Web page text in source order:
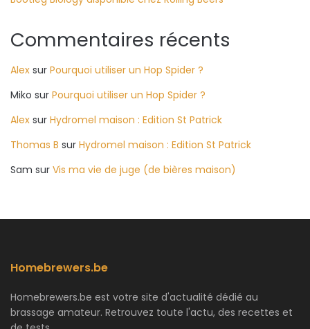
Commentaires récents
Alex sur Pourquoi utiliser un Hop Spider ?
Miko sur Pourquoi utiliser un Hop Spider ?
Alex sur Hydromel maison : Edition St Patrick
Thomas B sur Hydromel maison : Edition St Patrick
Sam sur Vis ma vie de juge (de bières maison)
Homebrewers.be
Homebrewers.be est votre site d'actualité dédié au
brassage amateur. Retrouvez toute l'actu, des recettes et